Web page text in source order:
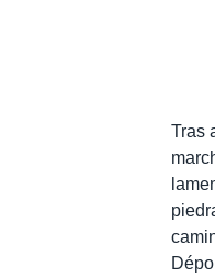
Tras